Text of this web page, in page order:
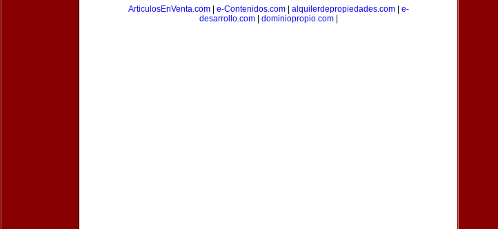
ArticulosEnVenta.com| e-Contenidos.com| alquilerdepropiedades.com| e-
desarrollo.com| dominiopropio.com|